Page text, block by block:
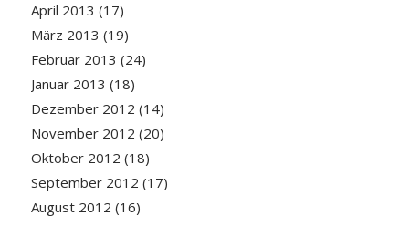
April 2013 (17)
März 2013 (19)
Februar 2013 (24)
Januar 2013 (18)
Dezember 2012 (14)
November 2012 (20)
Oktober 2012 (18)
September 2012 (17)
August 2012 (16)